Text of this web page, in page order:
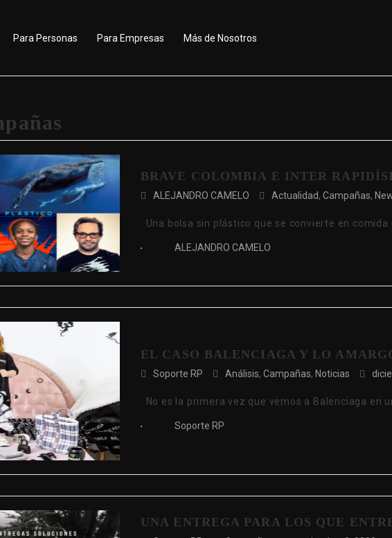
Para Personas Para Empresas Más de Nosotros
BRAVE COLOMBIA E INTER
ALEJANDRO CAMELO Actualidad, Campañas,
Una bolsa sin plástico que se convierte en comida
ALEJANDRO CAMELO
EL CASO BALENCIAGA Y LO
Soporte RP Análisis, Campañas, Noticias
No es la primera vez que vemos a Balenciaga en
Soporte RP
UNA ENTREGA PARA LOS QUE